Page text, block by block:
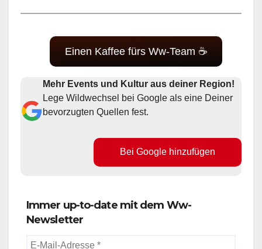
Einen Kaffee fürs Ww-Team ☕
Mehr Events und Kultur aus deiner Region!
Lege Wildwechsel bei Google als eine Deiner
bevorzugten Quellen fest.
Bei Google hinzufügen
Immer up-to-date mit dem Ww-
Newsletter